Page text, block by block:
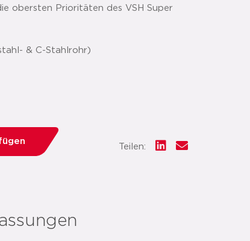
obersten Prioritäten des VSH Super
& C-Stahlrohr)
Teilen: